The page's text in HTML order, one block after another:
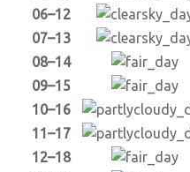
06–12
07–13
08–14
09–15
10–16
11–17
12–18